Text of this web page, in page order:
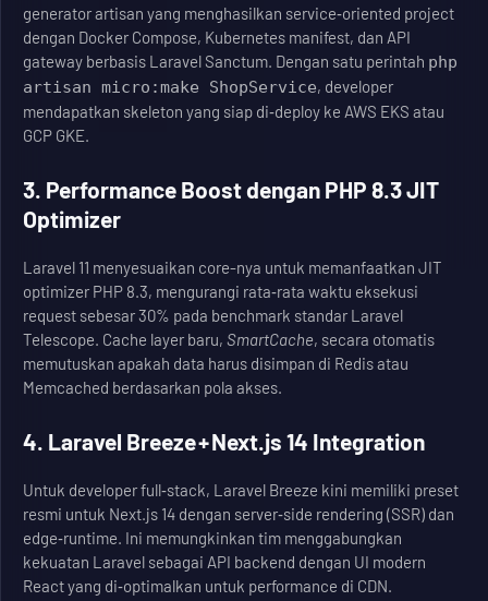
generator artisan yang menghasilkan service‑oriented project
dengan Docker Compose, Kubernetes manifest, dan API
gateway berbasis Laravel Sanctum. Dengan satu perintah php
artisan micro:make ShopService, developer
mendapatkan skeleton yang siap di‑deploy ke AWS EKS atau
GCP GKE.
3. Performance Boost dengan PHP 8.3 JIT
Optimizer
Laravel 11 menyesuaikan core-nya untuk memanfaatkan JIT
optimizer PHP 8.3, mengurangi rata‑rata waktu eksekusi
request sebesar 30% pada benchmark standar Laravel
Telescope. Cache layer baru, SmartCache, secara otomatis
memutuskan apakah data harus disimpan di Redis atau
Memcached berdasarkan pola akses.
4. Laravel Breeze + Next.js 14 Integration
Untuk developer full‑stack, Laravel Breeze kini memiliki preset
resmi untuk Next.js 14 dengan server‑side rendering (SSR) dan
edge‑runtime. Ini memungkinkan tim menggabungkan
kekuatan Laravel sebagai API backend dengan UI modern
React yang di‑optimalkan untuk performance di CDN.